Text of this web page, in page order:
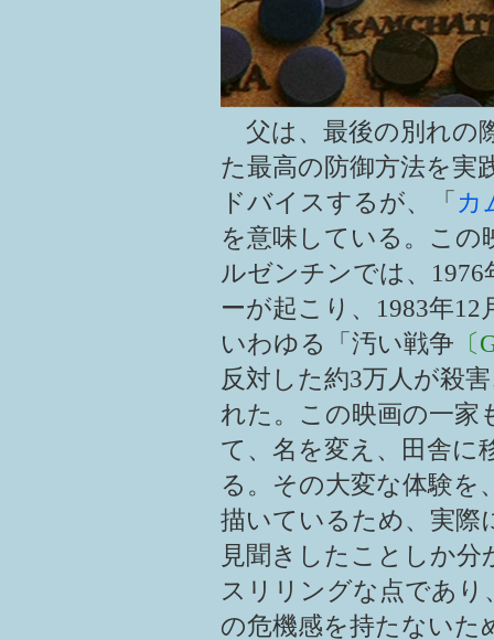
父は、最後の別れの
た最高の防御方法を実
ドバイスするが、「 カ
を意味している。この
ルゼンチンでは、
ーが起こり、1983年
いわゆる「汚い戦争
反対した約3万人が殺
れた。この映画の一家
て、名を変え、田舎に
る。その大変な体験を
描いているため、実際
見聞きしたことしか
スリリングな点であ
の危機感を持たないた